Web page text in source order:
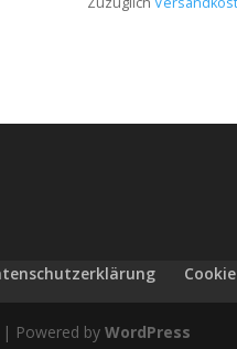
| Powered byWordPress